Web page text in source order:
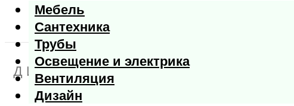
Мебель
Сантехника
Трубы
Освещение и электрика
Вентиляция
Дизайн